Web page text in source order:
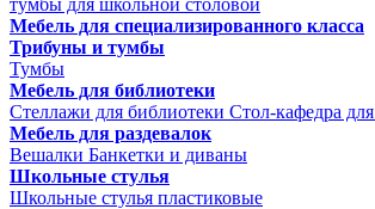
тумбы для школьной столовой
Мебель для специализированного класса
Трибуны и тумбы
Тумбы
Мебель для библиотеки
Стеллажи для библиотеки Стол-кафедра
Мебель для раздевалок
Вешалки Банкетки и диваны
Школьные стулья
Школьные стулья пластиковые